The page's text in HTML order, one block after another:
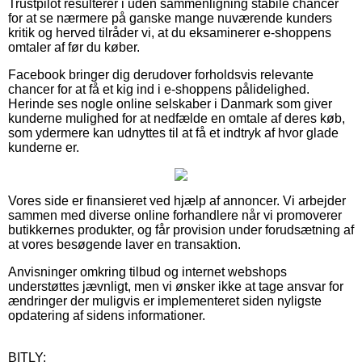
Trustpilot resulterer i uden sammenligning stabile chancer
for at se nærmere på ganske mange nuværende kunders
kritik og herved tilråder vi, at du eksaminerer e-shoppens
omtaler af før du køber.
Facebook bringer dig derudover forholdsvis relevante
chancer for at få et kig ind i e-shoppens pålidelighed.
Herinde ses nogle online selskaber i Danmark som giver
kunderne mulighed for at nedfælde en omtale af deres køb,
som ydermere kan udnyttes til at få et indtryk af hvor glade
kunderne er.
Vores side er finansieret ved hjælp af annoncer. Vi arbejder
sammen med diverse online forhandlere når vi promoverer
butikkernes produkter, og får provision under forudsætning af
at vores besøgende laver en transaktion.
Anvisninger omkring tilbud og internet webshops
understøttes jævnligt, men vi ønsker ikke at tage ansvar for
ændringer der muligvis er implementeret siden nyligste
opdatering af sidens informationer.
BITLY: